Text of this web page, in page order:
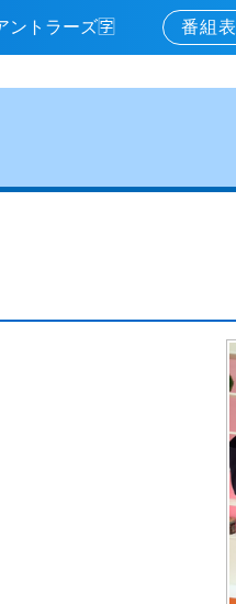
ントラーズ🈑 番組表